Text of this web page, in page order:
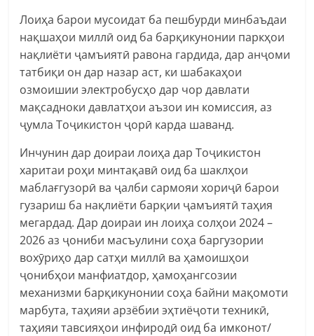
Лоиҳа барои мусоидат ба пешбурди минбаъдаи
нақшаҳои миллӣ оид ба барқикунонии паркҳои
нақлиёти ҷамъиятӣ равона гардида, дар анҷоми
татбиқи он дар назар аст, ки шабакаҳои
озмоишии электробусҳо дар чор давлати
мақсадноки давлатҳои аъзои ин комиссия, аз
ҷумла Тоҷикистон ҷорӣ карда шаванд.
Инчунин дар доираи лоиҳа дар Тоҷикистон
харитаи роҳи минтақавӣ оид ба шаклҳои
маблағгузорӣ ва ҷалби сармояи хориҷӣ барои
гузариш ба нақлиёти барқии ҷамъиятӣ таҳия
мегардад. Дар доираи ин лоиҳа солҳои 2024 –
2026 аз ҷониби масъулини соҳа баргузории
вохӯриҳо дар сатҳи миллӣ ва ҳамоишҳои
ҷонибҳои манфиатдор, ҳамоҳангсозии
механизми барқикунонии соҳа байни мақомоти
марбута, таҳияи арзёбии эҳтиёҷоти техникӣ,
таҳияи тавсияҳои инфиродӣ оид ба имконот/